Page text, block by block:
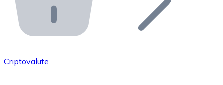
API Bitnovo
Integra la nostra API nel tuo ecosistema.
Unisciti alla nostra rete di rivenditori e
Criptovalute